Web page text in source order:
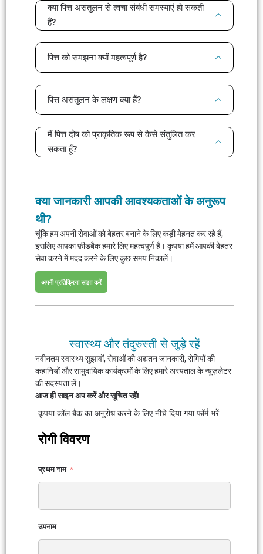
क्या पित्त असंतुलन से त्वचा संबंधी समस्याएं हो सकती
हैं?
पित्त को समझना क्यों महत्वपूर्ण है?
पित्त असंतुलन के लक्षण क्या हैं?
मैं पित्त दोष को प्राकृतिक रूप से कैसे संतुलित कर
सकता हूँ?
क्या जानकारी आपकी आवश्यकताओं के अनुरूप
थी?
चूंकि हम अपनी सेवाओं को बेहतर बनाने के लिए कड़ी मेहनत कर रहे हैं,
इसलिए आपका फ़ीडबैक हमारे लिए महत्वपूर्ण है। कृपया हमें आपकी बेहतर
सेवा करने में मदद करने के लिए कुछ समय निकालें।
अपनी प्रतिक्रिया साझा करें
स्वास्थ्य और तंदुरुस्ती से जुड़े रहें
नवीनतम स्वास्थ्य सुझावों, सेवाओं की अद्यतन जानकारी, रोगियों की
कहानियों और सामुदायिक कार्यक्रमों के लिए हमारे अस्पताल के न्यूज़लेटर
की सदस्यता लें।
आज ही साइन अप करें और सूचित रहें!
कृपया कॉल बैक का अनुरोध करने के लिए नीचे दिया गया फॉर्म भरें
रोगी विवरण
प्रथम नाम
उपनाम